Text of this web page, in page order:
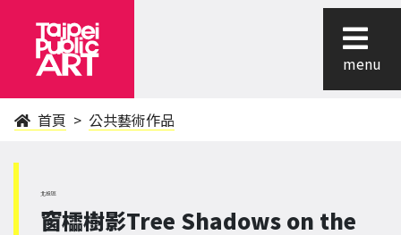
menu
首頁 公共藝術作品
北投區
窗櫺樹影Tree Shadows on the